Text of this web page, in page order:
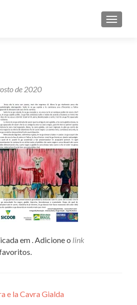
de 2020
em . Adicione o link
e la Cavra Gialda